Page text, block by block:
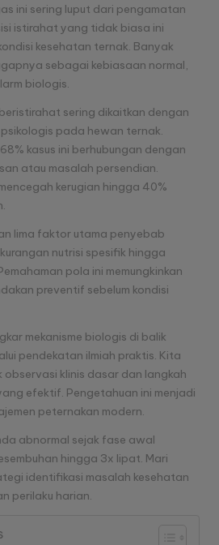
ini sering luput dari pengamatan
istirahat yang tidak biasa ini
kesehatan ternak. Banyak
sebagai kebiasaan normal,
biologis.
sering dikaitkan dengan
pada hewan ternak.
kasus ini berhubungan dengan
atau masalah persendian.
kerugian hingga 40%
lima faktor utama penyebab
nutrisi spesifik hingga
pola ini memungkinkan
preventif sebelum kondisi
mekanisme biologis di balik
pendekatan ilmiah praktis. Kita
observasi klinis dasar dan langkah
efektif. Pengetahuan ini menjadi
peternakan modern.
abnormal sejak fase awal
hingga 3x lipat. Mari
identifikasi masalah kesehatan
perilaku harian.